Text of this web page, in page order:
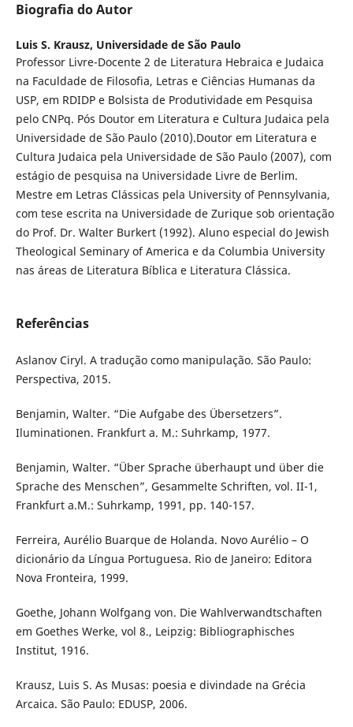
Biografia do Autor
Luis S. Krausz, Universidade de São Paulo
Professor Livre-Docente 2 de Literatura Hebraica e Judaica
na Faculdade de Filosofia, Letras e Ciências Humanas da
USP, em RDIDP e Bolsista de Produtividade em Pesquisa
pelo CNPq. Pós Doutor em Literatura e Cultura Judaica pela
Universidade de São Paulo (2010).Doutor em Literatura e
Cultura Judaica pela Universidade de São Paulo (2007), com
estágio de pesquisa na Universidade Livre de Berlim.
Mestre em Letras Clássicas pela University of Pennsylvania,
com tese escrita na Universidade de Zurique sob orientação
do Prof. Dr. Walter Burkert (1992). Aluno especial do Jewish
Theological Seminary of America e da Columbia University
nas áreas de Literatura Bíblica e Literatura Clássica.
Referências
Aslanov Ciryl. A tradução como manipulação. São Paulo:
Perspectiva, 2015.
Benjamin, Walter. “Die Aufgabe des Übersetzers”.
Iluminationen. Frankfurt a. M.: Suhrkamp, 1977.
Benjamin, Walter. “Über Sprache überhaupt und über die
Sprache des Menschen”, Gesammelte Schriften, vol. II-1,
Frankfurt a.M.: Suhrkamp, 1991, pp. 140-157.
Ferreira, Aurélio Buarque de Holanda. Novo Aurélio – O
dicionário da Língua Portuguesa. Rio de Janeiro: Editora
Nova Fronteira, 1999.
Goethe, Johann Wolfgang von. Die Wahlverwandtschaften
em Goethes Werke, vol 8., Leipzig: Bibliographisches
Institut, 1916.
Krausz, Luis S. As Musas: poesia e divindade na Grécia
Arcaica. São Paulo: EDUSP, 2006.